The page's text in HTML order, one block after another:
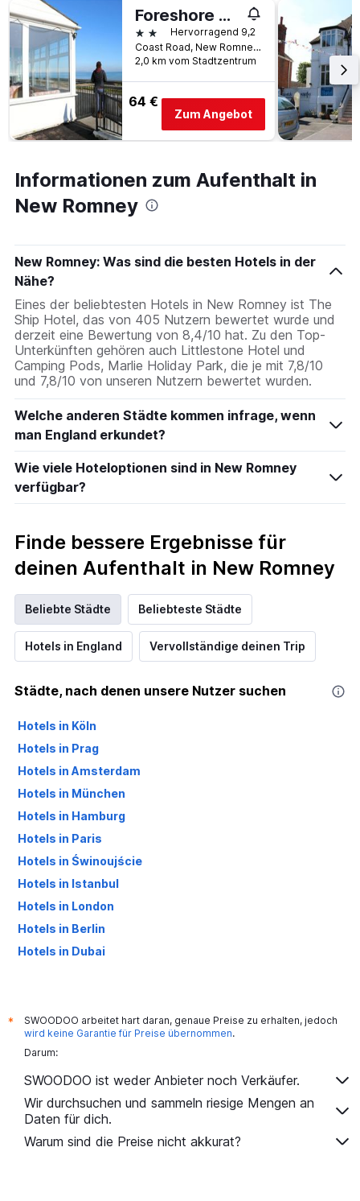
Foreshore House
2 SterneHervorragend 9,2
Coast Road, New Romney, Großbritannien
2,0 km vom Stadtzentrum
64 €
Zum Angebot
Informationen zum Aufenthalt in
New Romney
New Romney: Was sind die besten Hotels in der
Nähe?
Eines der beliebtesten Hotels in New Romney ist The
Ship Hotel, das von 405 Nutzern bewertet wurde und
derzeit eine Bewertung von 8,4/10 hat. Zu den Top-
Unterkünften gehören auch Littlestone Hotel und
Camping Pods, Marlie Holiday Park, die je mit 7,8/10
und 7,8/10 von unseren Nutzern bewertet wurden.
Welche anderen Städte kommen infrage, wenn
man England erkundet?
Wie viele Hoteloptionen sind in New Romney
verfügbar?
Finde bessere Ergebnisse für
deinen Aufenthalt in New Romney
Beliebte Städte Beliebteste Städte
Hotels in England Vervollständige deinen Trip
Städte, nach denen unsere Nutzer suchen
Hotels in Köln
Hotels in Prag
Hotels in Amsterdam
Hotels in München
Hotels in Hamburg
Hotels in Paris
Hotels in Świnoujście
Hotels in Istanbul
Hotels in London
Hotels in Berlin
Hotels in Dubai
*
SWOODOO arbeitet hart daran, genaue Preise zu erhalten, jedoch
wird keine Garantie für Preise übernommen.
Darum:
SWOODOO ist weder Anbieter noch Verkäufer.
Wir durchsuchen und sammeln riesige Mengen an
Daten für dich.
Warum sind die Preise nicht akkurat?